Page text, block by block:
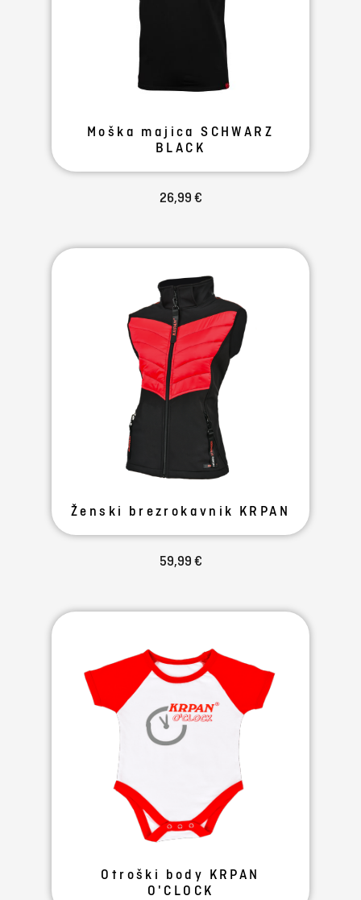
Moška majica SCHWARZ
BLACK
26,99 €
Ženski brezrokavnik KRPAN
59,99 €
Otroški body KRPAN
O'CLOCK